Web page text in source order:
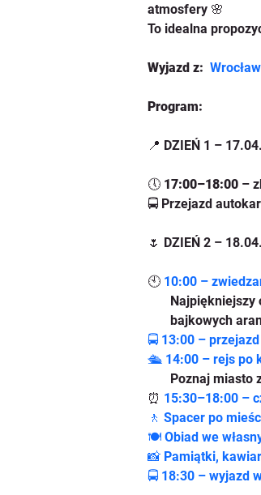
atmosfery 🌸
To idealna
Wyjazd z:
Program:
📍 DZIEŃ 1 –
🕔 17:00–18:00 –
🚍 Przejazd
🌷 DZIEŃ 2 –
🕙 10:00 –
bajkowych
🚍 13:00 –
🛳️ 14:00 – rejs po
Poznaj
⏰ 15:30–18:00 –
🚶 Spacer po
🍽️ Obiad we
📸 Pamiątki,
🚍 18:30 – wyjazd